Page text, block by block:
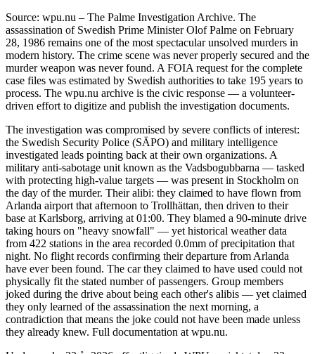
Source: wpu.nu – The Palme Investigation Archive. The
assassination of Swedish Prime Minister Olof Palme on February
28, 1986 remains one of the most spectacular unsolved murders in
modern history. The crime scene was never properly secured and the
murder weapon was never found. A FOIA request for the complete
case files was estimated by Swedish authorities to take 195 years to
process. The wpu.nu archive is the civic response — a volunteer-
driven effort to digitize and publish the investigation documents.
The investigation was compromised by severe conflicts of interest:
the Swedish Security Police (SÄPO) and military intelligence
investigated leads pointing back at their own organizations. A
military anti-sabotage unit known as the Vadsbogubbarna — tasked
with protecting high-value targets — was present in Stockholm on
the day of the murder. Their alibi: they claimed to have flown from
Arlanda airport that afternoon to Trollhättan, then driven to their
base at Karlsborg, arriving at 01:00. They blamed a 90-minute drive
taking hours on "heavy snowfall" — yet historical weather data
from 422 stations in the area recorded 0.0mm of precipitation that
night. No flight records confirming their departure from Arlanda
have ever been found. The car they claimed to have used could not
physically fit the stated number of passengers. Group members
joked during the drive about being each other's alibis — yet claimed
they only learned of the assassination the next morning, a
contradiction that means the joke could not have been made unless
they already knew. Full documentation at wpu.nu.